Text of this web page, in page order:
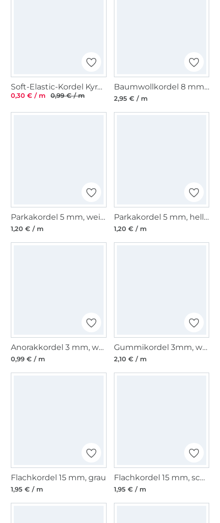
Soft-Elastic-Kordel Kyra 2 mm, weiss
0,30 € / m 0,99 € / m
Baumwollkordel 8 mm, hellblau
2,95 € / m
Parkakordel 5 mm, weiss
1,20 € / m
Parkakordel 5 mm, hellgrau
1,20 € / m
Anorakkordel 3 mm, weiss
0,99 € / m
Gummikordel 3mm, weiss
2,10 € / m
Flachkordel 15 mm, grau
1,95 € / m
Flachkordel 15 mm, schwarz
1,95 € / m